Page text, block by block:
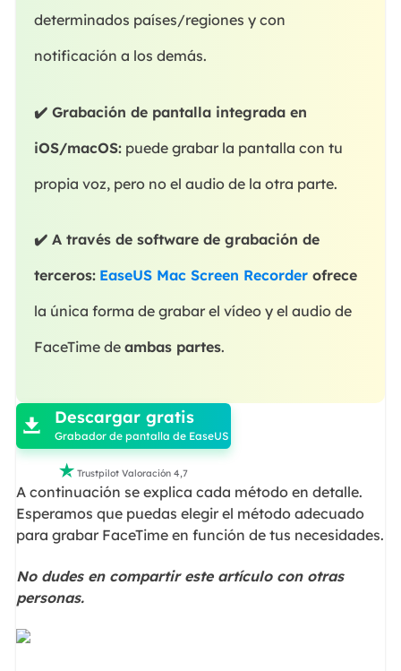
determinados países/regiones y con
notificación a los demás.
✔️ Grabación de pantalla integrada en
iOS/macOS:puede grabar la pantalla con tu
propia voz, pero no el audio de la otra parte.
✔️ A través de software de grabación de
terceros: EaseUS Mac Screen Recorderofrece
la única forma de grabar el vídeo y el audio de
FaceTime de ambas partes.
 Descargar gratis
Grabador de pantalla de EaseUS
 Trustpilot Valoración 4,7
A continuación se explica cada método en detalle.
Esperamos que puedas elegir el método adecuado
para grabar FaceTime en función de tus necesidades.
No dudes en compartir este artículo con otras
personas.